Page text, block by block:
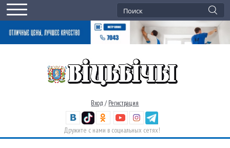
Вход / Регистрация
Дружите с нами в социальных сетях!